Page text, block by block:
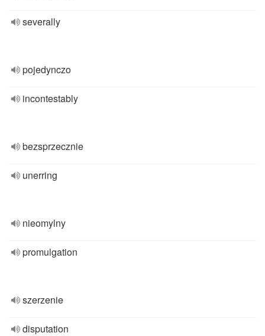
severally
pojedynczo
incontestably
bezsprzecznie
unerring
nieomylny
promulgation
szerzenie
disputation